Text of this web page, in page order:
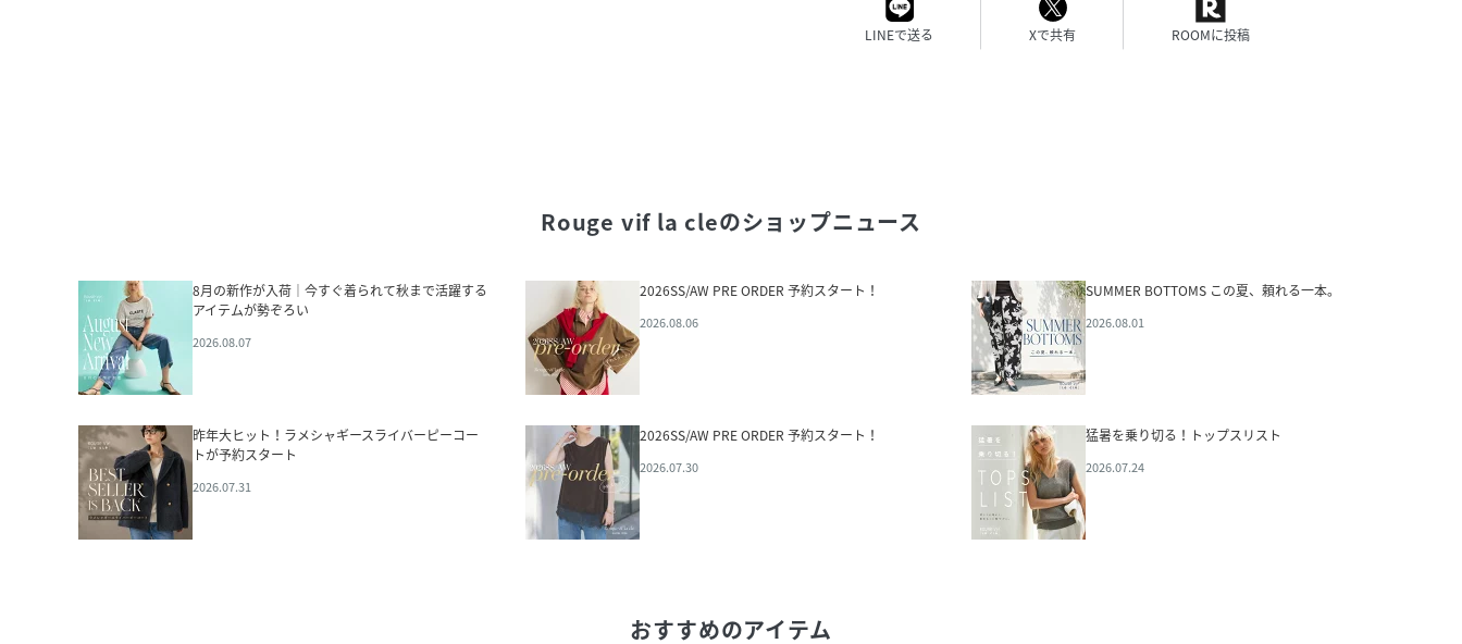
LINEで送る Xで共有 ROOMに投稿
Rouge vif la cleのショップニュース
8月の新作が入荷｜今すぐ着られて秋まで活躍する
アイテムが勢ぞろい
2026.08.07
2026SS/AW PRE ORDER 予約スタート！
2026.08.06
SUMMER BOTTOMS この夏、頼れる一本。
2026.08.01
昨年大ヒット！ラメシャギースライバーピーコー
トが予約スタート
2026.07.31
2026SS/AW PRE ORDER 予約スタート！
2026.07.30
猛暑を乗り切る！トップスリスト
2026.07.24
おすすめのアイテム